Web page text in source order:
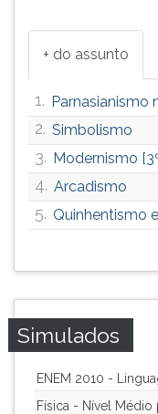
+ do assunto
1. Parnasianismo
2. Simbolismo
3. Modernismo
4. Arcadismo
5. Quinhentismo
Simulados
ENEM 2010 -
Física - Nível Médio